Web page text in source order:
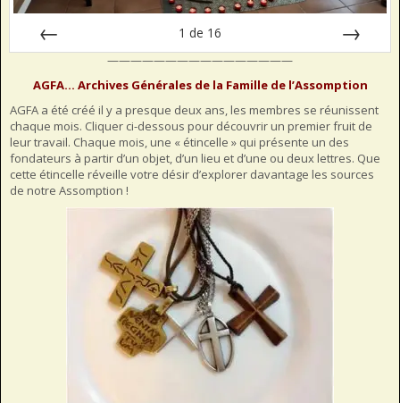
1 de 16
————————————————
AGFA… Archives Générales de la Famille de l’Assomption
AGFA a été créé il y a presque deux ans, les membres se réunissent
chaque mois. Cliquer ci-dessous pour découvrir un premier fruit de
leur travail. Chaque mois, une « étincelle » qui présente un des
fondateurs à partir d’un objet, d’un lieu et d’une ou deux lettres. Que
cette étincelle réveille votre désir d’explorer davantage les sources
de notre Assomption !